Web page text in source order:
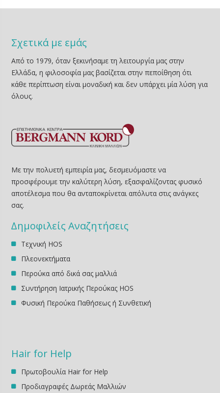
Σχετικά με εμάς
Από το 1979, όταν ξεκινήσαμε τη λειτουργία μας στην
Ελλάδα, η φιλοσοφία μας βασίζεται στην πεποίθηση ότι
κάθε περίπτωση είναι μοναδική και δεν υπάρχει μία λύση για
όλους.
Με την πολυετή εμπειρία μας, δεσμευόμαστε να
προσφέρουμε την καλύτερη λύση, εξασφαλίζοντας φυσικό
αποτέλεσμα που θα ανταποκρίνεται απόλυτα στις ανάγκες
σας.
∆ημοφιλείς Αναζητήσεις
Τεχνική HOS
Πλεονεκτήματα
Περούκα από δικά σας μαλλιά
Συντήρηση Ιατρικής Περούκας HOS
Φυσική Περούκα Παθήσεως ή Συνθετική
Hair for Help
Πρωτοβουλία Hair for Help
Προδιαγραφές Δωρεάς Μαλλιών